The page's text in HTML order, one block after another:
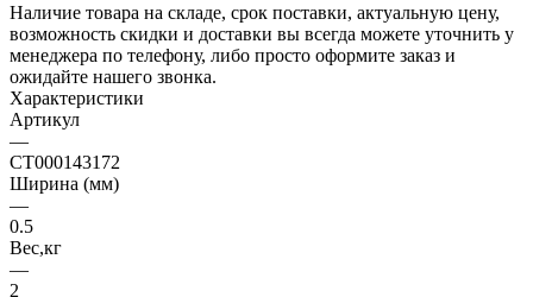
Наличие товара на складе, срок поставки, актуальную цену,
возможность скидки и доставки вы всегда можете уточнить у
менеджера по телефону, либо просто оформите заказ и
ожидайте нашего звонка.
Характеристики
Артикул
—
CТ000143172
Ширина (мм)
—
0.5
Вес,кг
—
2